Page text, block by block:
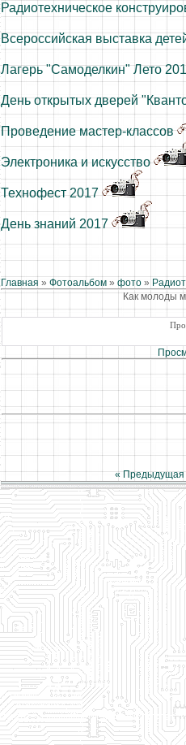
Радиотехническое
Всероссийская выставка
Лагерь "Самоделкин" Лето
День открытых дверей
Проведение мастер-классов
Электроника и искусство
Технофест 2017
День знаний 2017
Главная » Фотоальбом » фото »
Как молоды
« Предыдущая